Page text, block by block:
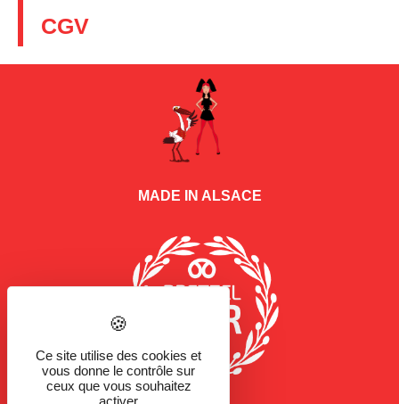
CGV
MADE IN ALSACE
Ce site utilise des cookies et
vous donne le contrôle sur
ceux que vous souhaitez
activer